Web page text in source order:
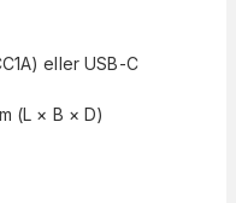
eller USB-C
(L × B × D)